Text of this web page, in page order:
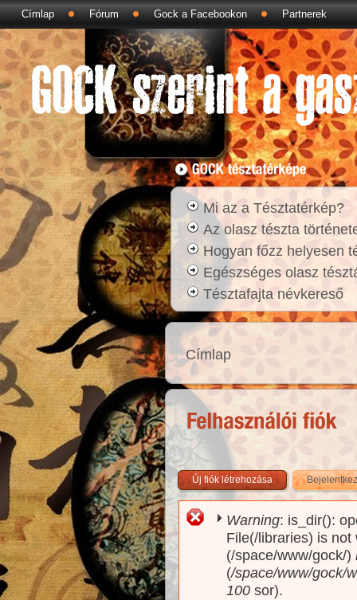
Címlap Fórum Gock a Facebookon Partnerek
Mi az a Tésztatérkép?
Az olasz tészta
Hogyan főzz helyesen
Egészséges olasz
Tésztafajta névkereső
Címlap
Új fiók létrehozása
Hibaüzenet
Warning: is_dir():
File(/libraries) is
(/space/www/gock/)
(/space/www/gock/
100 sor).